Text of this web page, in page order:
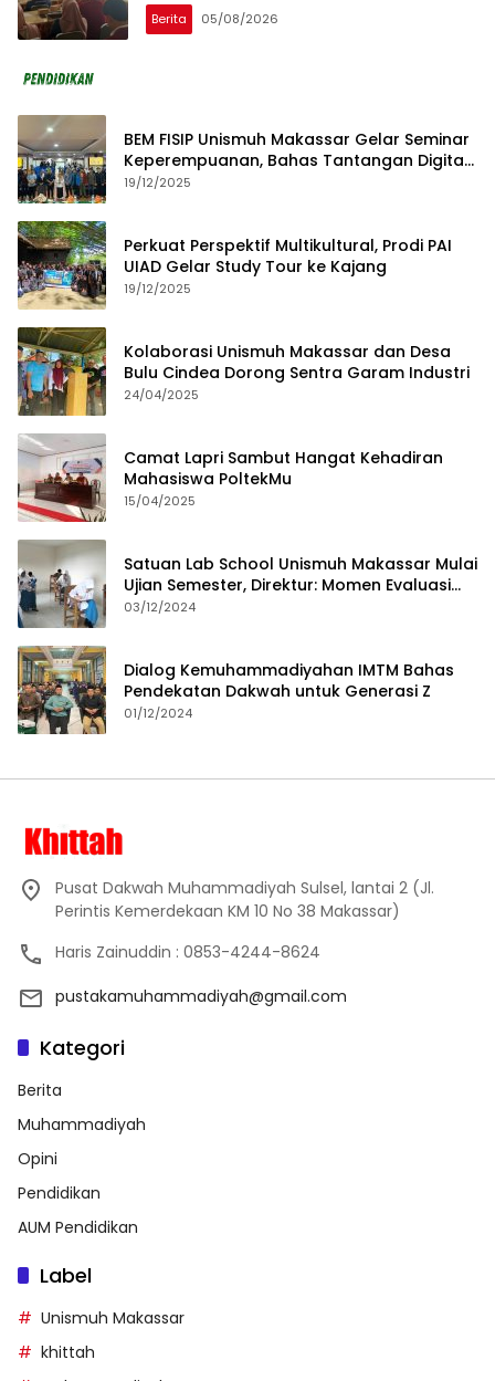
Berita 05/08/2026
BEM FISIP Unismuh Makassar Gelar Seminar
Keperempuanan, Bahas Tantangan Digital
dan Budaya Lokal
19/12/2025
Perkuat Perspektif Multikultural, Prodi PAI
UIAD Gelar Study Tour ke Kajang
19/12/2025
Kolaborasi Unismuh Makassar dan Desa
Bulu Cindea Dorong Sentra Garam Industri
24/04/2025
Camat Lapri Sambut Hangat Kehadiran
Mahasiswa PoltekMu
15/04/2025
Satuan Lab School Unismuh Makassar Mulai
Ujian Semester, Direktur: Momen Evaluasi
Proses Pembelajaran
03/12/2024
Dialog Kemuhammadiyahan IMTM Bahas
Pendekatan Dakwah untuk Generasi Z
01/12/2024
Pusat Dakwah Muhammadiyah Sulsel, lantai 2 (Jl.
Perintis Kemerdekaan KM 10 No 38 Makassar)
Haris Zainuddin : 0853-4244-8624
pustakamuhammadiyah@gmail.com
Kategori
Berita
Muhammadiyah
Opini
Pendidikan
AUM Pendidikan
Label
Unismuh Makassar
khittah